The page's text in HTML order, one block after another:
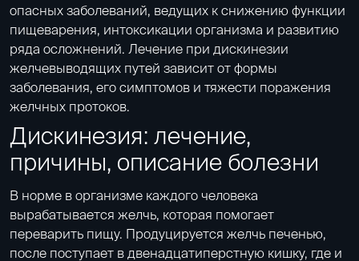
опасных заболеваний, ведущих к снижению функции
пищеварения, интоксикации организма и развитию
ряда осложнений. Лечение при дискинезии
желчевыводящих путей зависит от формы
заболевания, его симптомов и тяжести поражения
желчных протоков.
Дискинезия: лечение,
причины, описание болезни
В норме в организме каждого человека
вырабатывается желчь, которая помогает
переварить пищу. Продуцируется желчь печенью,
после поступает в двенадцатиперстную кишку, где и